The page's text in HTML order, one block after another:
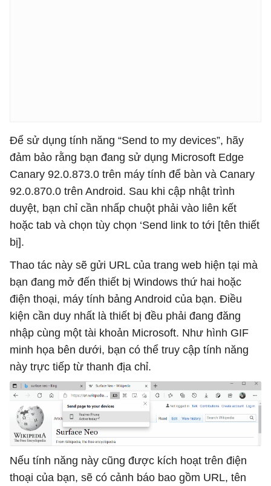
Để sử dụng tính năng “Send to my devices”, hãy
đảm bảo rằng bạn đang sử dụng Microsoft Edge
Canary 92.0.873.0 trên máy tính để bàn và Canary
92.0.870.0 trên Android. Sau khi cập nhật trình
duyệt, bạn chỉ cần nhấp chuột phải vào liên kết
hoặc tab và chọn tùy chọn ‘Send link to tới [tên thiết
bị].
Thao tác này sẽ gửi URL của trang web hiện tại mà
bạn đang mở đến thiết bị Windows thứ hai hoặc
điện thoại, máy tính bảng Android của bạn. Điều
kiện cần duy nhất là thiết bị đều phải đang đăng
nhập cùng một tài khoản Microsoft. Như hình GIF
minh họa bên dưới, bạn có thể truy cập tính năng
này trực tiếp từ thanh địa chỉ.
Nếu tính năng này cũng được kích hoạt trên điện
thoại của bạn, sẽ có cảnh báo bao gồm URL, tên